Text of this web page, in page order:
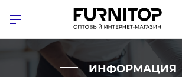
ИНФОРМАЦИЯ